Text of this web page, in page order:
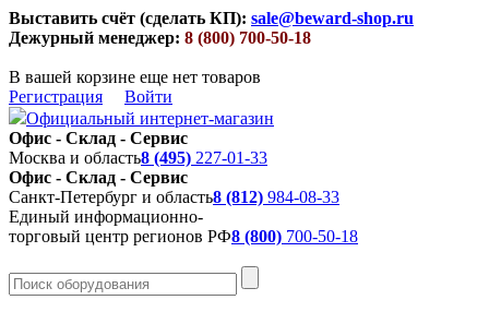
Выставить счёт (сделать КП): sale@beward-shop.ru
Дежурный менеджер: 8 (800) 700-50-18
В вашей корзине еще нет товаров
Регистрация
Войти
Официальный интернет-магазин
Офис - Склад - Сервис
Москва и область8 (495) 227-01-33
Офис - Склад - Сервис
Санкт-Петербург и область8 (812) 984-08-33
Единый информационно-
торговый центр регионов РФ8 (800) 700-50-18